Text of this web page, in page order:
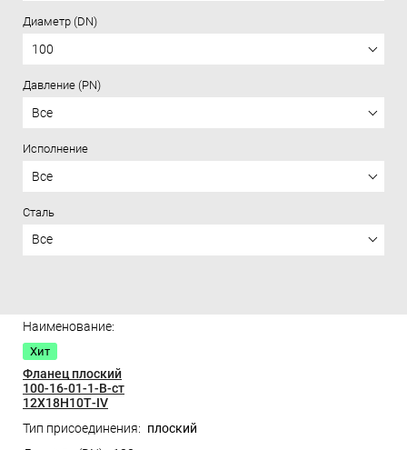
Диаметр (DN)
100
Давление (PN)
Все
Исполнение
Все
Сталь
Все
Хит
Фланец плоский
100-16-01-1-B-ст
12Х18Н10Т-IV
плоский